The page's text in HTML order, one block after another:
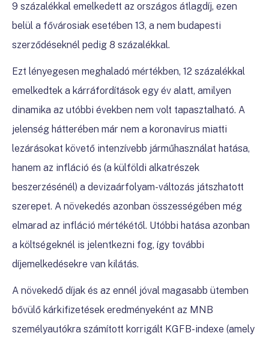
9 százalékkal emelkedett az országos átlagdíj, ezen
belül a fővárosiak esetében 13, a nem budapesti
szerződéseknél pedig 8 százalékkal.
Ezt lényegesen meghaladó mértékben, 12 százalékkal
emelkedtek a kárráfordítások egy év alatt, amilyen
dinamika az utóbbi években nem volt tapasztalható. A
jelenség hátterében már nem a koronavírus miatti
lezárásokat követő intenzívebb járműhasználat hatása,
hanem az infláció és (a külföldi alkatrészek
beszerzésénél) a devizaárfolyam-változás játszhatott
szerepet. A növekedés azonban összességében még
elmarad az infláció mértékétől. Utóbbi hatása azonban
a költségeknél is jelentkezni fog, így további
díjemelkedésekre van kilátás.
A növekedő díjak és az ennél jóval magasabb ütemben
bővülő kárkifizetések eredményeként az MNB
személyautókra számított korrigált KGFB-indexe (amely